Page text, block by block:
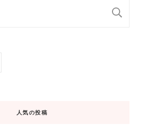
人気の投稿